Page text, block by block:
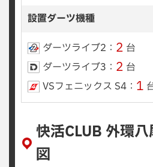
設置ダーツ機種
ダーツライブ2： 2 台
ダーツライブ3： 2 台
VSフェニックス S4： 1
快活CLUB 外環
図